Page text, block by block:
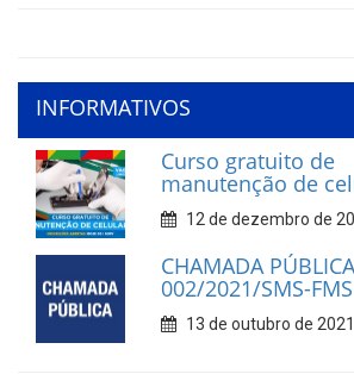
INFORMATIVOS
Curso gratuito de
manutenção de
12 de dezembro de
CHAMADA
002/2021/SMS-FMS
13 de outubro de 2021